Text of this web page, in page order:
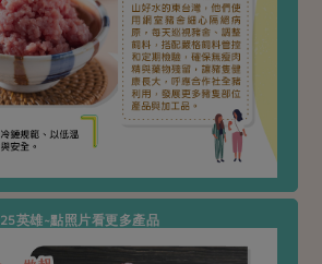
25英雄~點照片看更多產品